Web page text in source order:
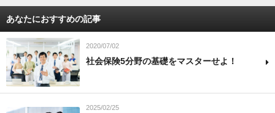
あなたにおすすめの記事
2020/07/02
社会保険5分野の基礎をマスターせよ！
2025/02/25